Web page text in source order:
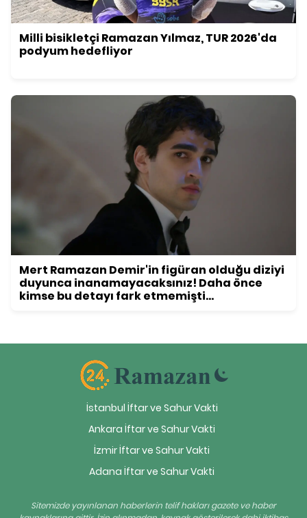
Milli bisikletçi Ramazan Yılmaz, TUR 2026'da
podyum hedefliyor
Mert Ramazan Demir'in figüran olduğu diziyi
duyunca inanamayacaksınız! Daha önce
kimse bu detayı fark etmemişti...
İstanbul İftar ve Sahur Vakti
Ankara İftar ve Sahur Vakti
İzmir İftar ve Sahur Vakti
Adana İftar ve Sahur Vakti
Sitemizde yayınlanan haberlerin telif hakları gazete ve haber